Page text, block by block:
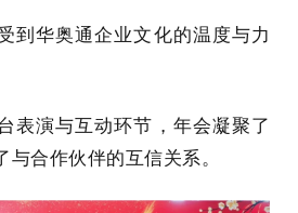
到华奥通企业文化的温度与力
表演与互动环节，年会凝聚了
合作伙伴的互信关系。